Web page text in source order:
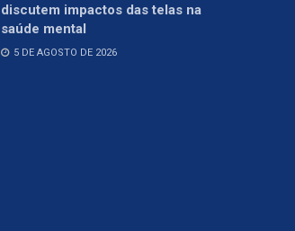
discutem impactos das telas na
saúde mental
5 DE AGOSTO DE 2026